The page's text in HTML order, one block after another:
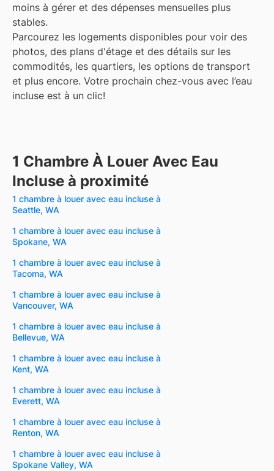
moins à gérer et des dépenses mensuelles plus
stables.
Parcourez les logements disponibles pour voir des
photos, des plans d'étage et des détails sur les
commodités, les quartiers, les options de transport
et plus encore. Votre prochain chez-vous avec l’eau
incluse est à un clic!
1 Chambre À Louer Avec Eau
Incluse à proximité
1 chambre à louer avec eau incluse à
Seattle, WA
1 chambre à louer avec eau incluse à
Spokane, WA
1 chambre à louer avec eau incluse à
Tacoma, WA
1 chambre à louer avec eau incluse à
Vancouver, WA
1 chambre à louer avec eau incluse à
Bellevue, WA
1 chambre à louer avec eau incluse à
Kent, WA
1 chambre à louer avec eau incluse à
Everett, WA
1 chambre à louer avec eau incluse à
Renton, WA
1 chambre à louer avec eau incluse à
Spokane Valley, WA